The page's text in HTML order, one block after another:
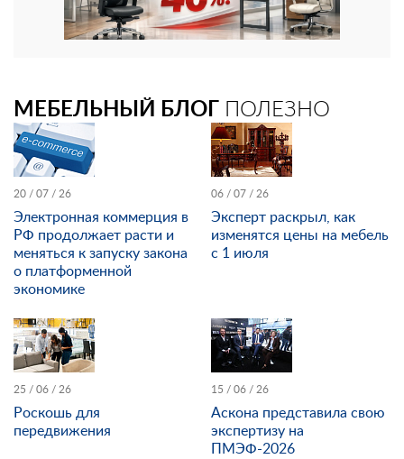
МЕБЕЛЬНЫЙ БЛОГ ПОЛЕЗНО
20 / 07 / 26
Электронная коммерция в
РФ продолжает расти и
меняться к запуску закона
о платформенной
экономике
06 / 07 / 26
Эксперт раскрыл, как
изменятся цены на мебель
с 1 июля
25 / 06 / 26
Роскошь для
передвижения
15 / 06 / 26
Аскона представила свою
экспертизу на
ПМЭФ-2026